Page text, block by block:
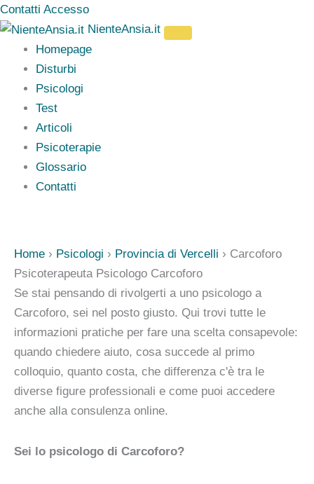
Vai
al
contenuto
Contatti Accesso
NienteAnsia.it
Homepage
Disturbi
Psicologi
Test
Articoli
Psicoterapie
Glossario
Contatti
Home › Psicologi › Provincia di Vercelli › Carcoforo
Psicoterapeuta Psicologo Carcoforo
Se stai pensando di rivolgerti a uno psicologo a
Carcoforo, sei nel posto giusto. Qui trovi tutte le
informazioni pratiche per fare una scelta consapevole:
quando chiedere aiuto, cosa succede al primo
colloquio, quanto costa, che differenza c'è tra le
diverse figure professionali e come puoi accedere
anche alla consulenza online.
Sei lo psicologo di Carcoforo?